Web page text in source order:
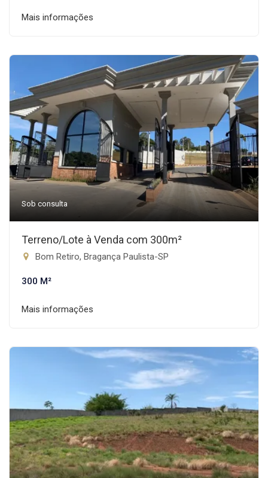
Mais informações
Sob consulta
Terreno/Lote à Venda com 300m²
Bom Retiro, Bragança Paulista-SP
300 M²
Mais informações